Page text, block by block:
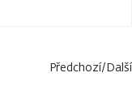
Předchozí/Další